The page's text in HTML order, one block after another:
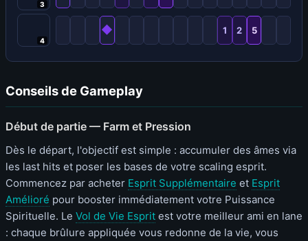
3
4
◆ 1 2 5
Conseils de Gameplay
Début de partie — Farm et Pression
Dès le départ, l'objectif est simple : accumuler des âmes via
les last hits et poser les bases de votre scaling esprit.
Commencez par acheter Esprit Supplémentaire et Esprit
Amélioré pour booster immédiatement votre Puissance
Spirituelle. Le Vol de Vie Esprit est votre meilleur ami en lane
: chaque brûlure appliquée vous redonne de la vie, vous